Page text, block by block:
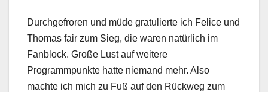
Durchgefroren und müde gratulierte ich Felice und
Thomas fair zum Sieg, die waren natürlich im
Fanblock. Große Lust auf weitere
Programmpunkte hatte niemand mehr. Also
machte ich mich zu Fuß auf den Rückweg zum